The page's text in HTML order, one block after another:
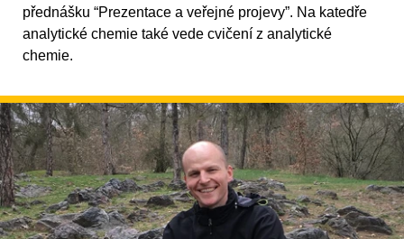
přednášku “Prezentace a veřejné projevy”. Na katedře
analytické chemie také vede cvičení z analytické
chemie.